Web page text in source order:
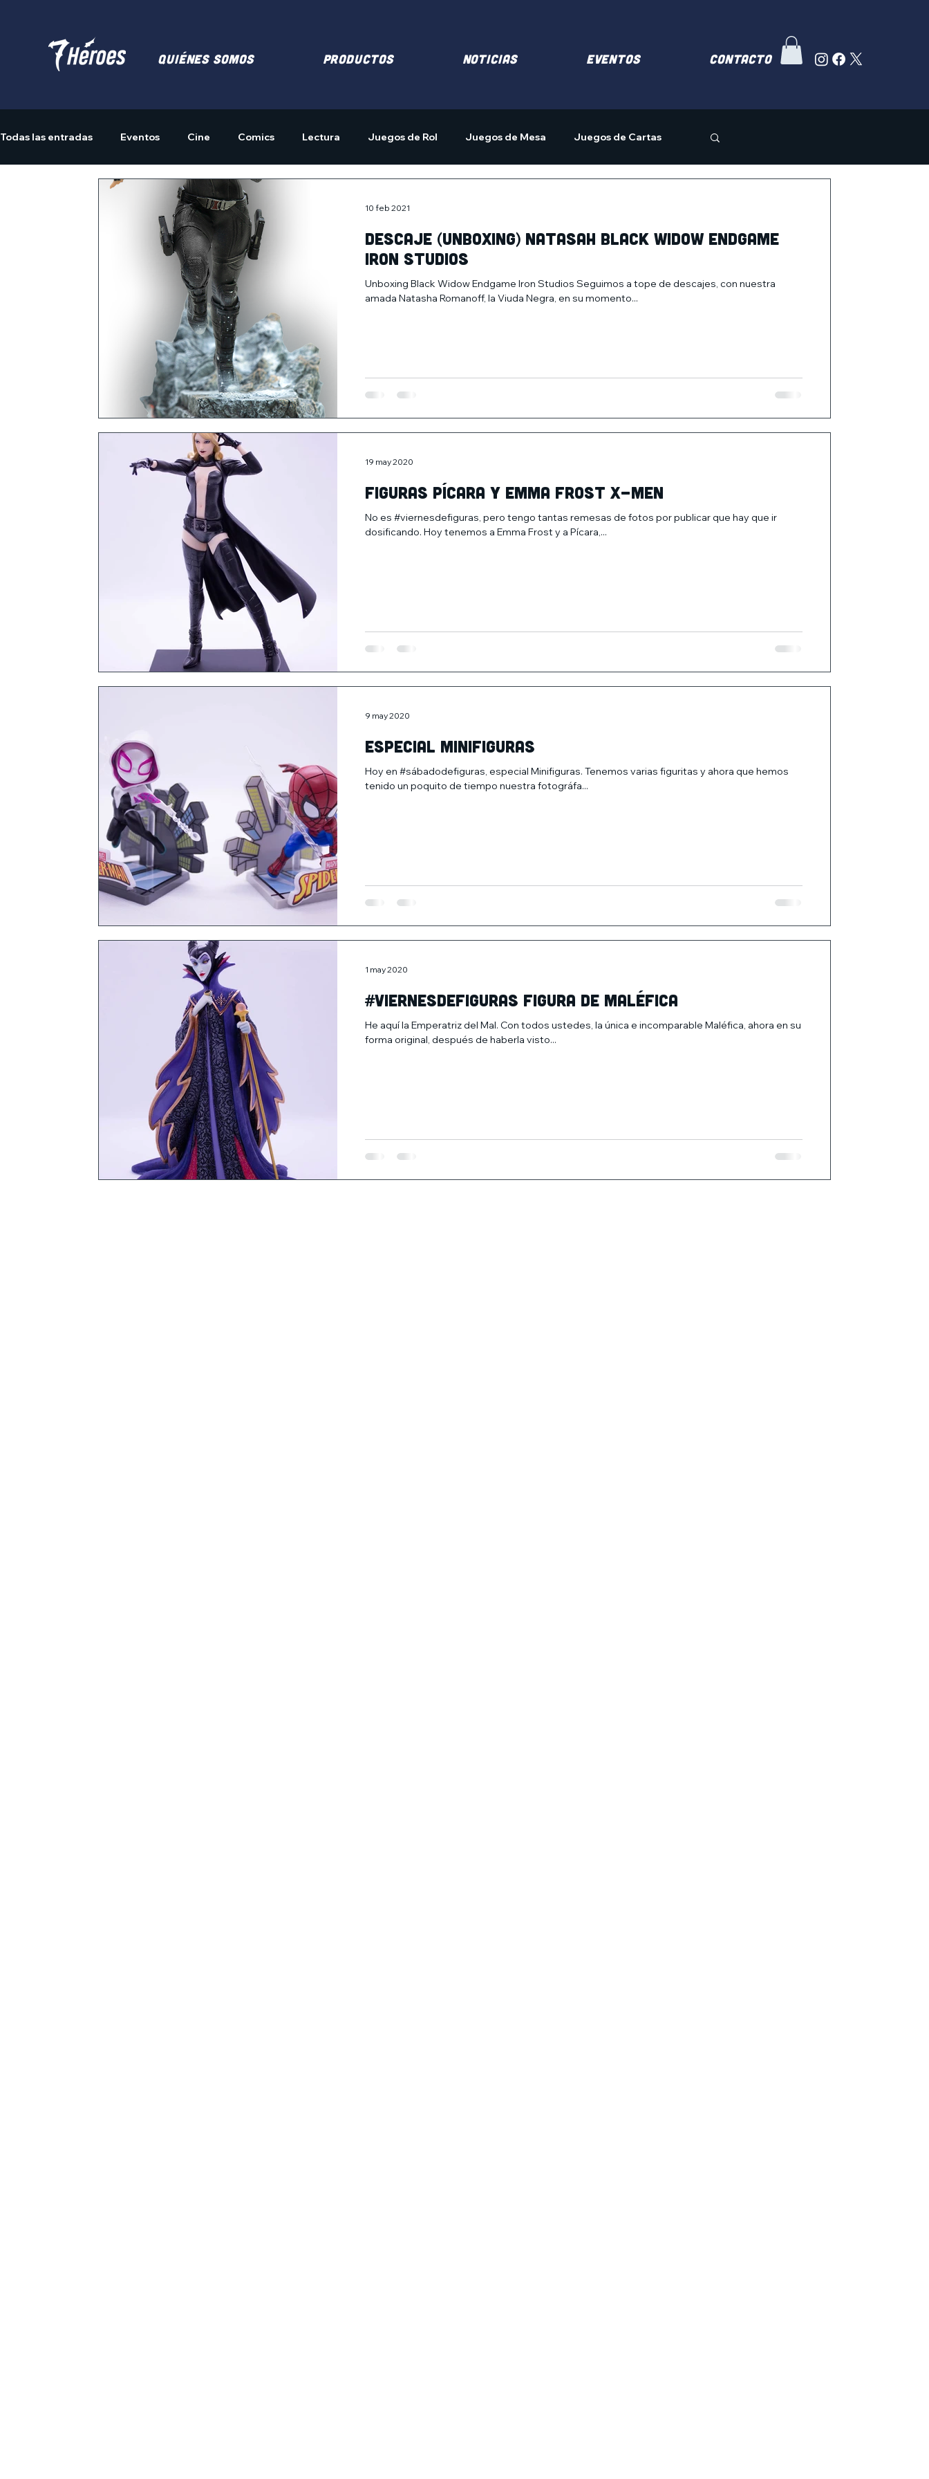
Quiénes somos PRODUCTOS NOTICIAS EVENTOS Contacto
Todas las entradas Eventos Cine Comics Lectura Juegos de Rol Juegos de Mesa Juegos de Cartas
Merchandising
Descaje (Unboxing) Natasah Black Widow Endgame
Iron Studios
Unboxing Black Widow Endgame Iron Studios Seguimos a tope de descajes, con nuestra
amada Natasha Romanoff, la Viuda Negra, en su momento...
10 feb 2021
Figuras Pícara y Emma Frost X-Men
No es #viernesdefiguras, pero tengo tantas remesas de fotos por publicar que hay que ir
dosificando. Hoy tenemos a Emma Frost y a Pícara,...
19 may 2020
Especial minifiguras
Hoy en #sábadodefiguras, especial Minifiguras. Tenemos varias figuritas y ahora que hemos
tenido un poquito de tiempo nuestra fotográfa...
9 may 2020
#Viernesdefiguras Figura de Maléfica
He aquí la Emperatriz del Mal. Con todos ustedes, la única e incomparable Maléfica, ahora en su
forma original, después de haberla visto...
1 may 2020